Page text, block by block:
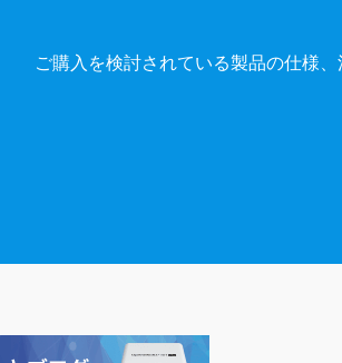
ご購入を検討されている製品の仕様